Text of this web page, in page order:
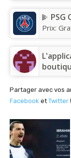
PSG
Prix:
Partager avec vos
Facebook et Twitter !